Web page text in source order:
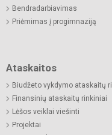
Bendradarbiavimas
Priėmimas į progimnaziją
Ataskaitos
Biudžeto vykdymo ataskaitų
Finansinių ataskaitų rinkiniai
Lėšos veiklai viešinti
Projektai